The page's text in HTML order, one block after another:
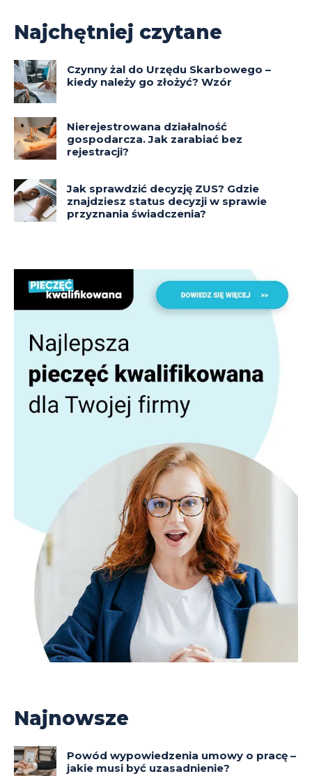
Najchętniej czytane
Czynny żal do Urzędu Skarbowego –
kiedy należy go złożyć? Wzór
Nierejestrowana działalność
gospodarcza. Jak zarabiać bez
rejestracji?
Jak sprawdzić decyzję ZUS? Gdzie
znajdziesz status decyzji w sprawie
przyznania świadczenia?
Najnowsze
Powód wypowiedzenia umowy o pracę –
jakie musi być uzasadnienie?